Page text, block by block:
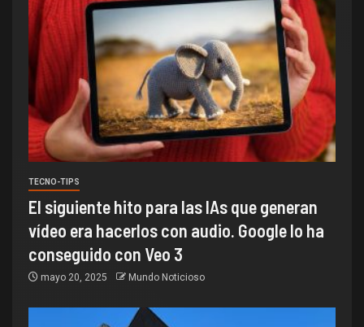
TECNO-TIPS
El siguiente hito para las IAs que generan
vídeo era hacerlos con audio. Google lo ha
conseguido con Veo 3
mayo 20, 2025 Mundo Noticioso